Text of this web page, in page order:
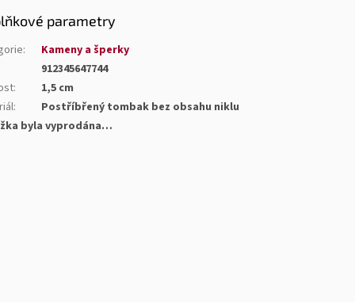
parametry
:
Kameny a šperky
912345647744
:
1,5 cm
:
Postříbřený tombak bez obsahu niklu
byla vyprodána…